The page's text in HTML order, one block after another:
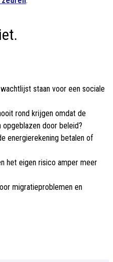
staan voor een sociale
rond krijgen omdat de
door beleid?
energierekening betalen of
het eigen risico amper meer
migratieproblemen en